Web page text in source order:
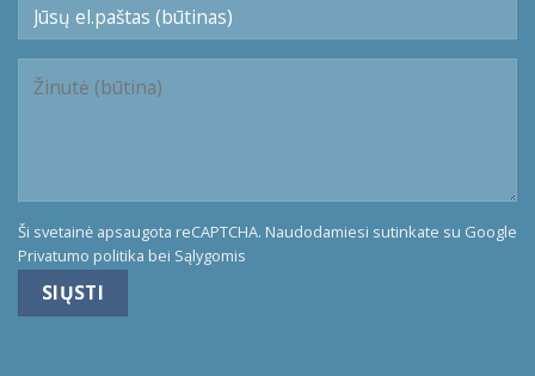
Ši svetainė apsaugota reCAPTCHA. Naudodamiesi sutinkate su Google
Privatumo politika bei Sąlygomis